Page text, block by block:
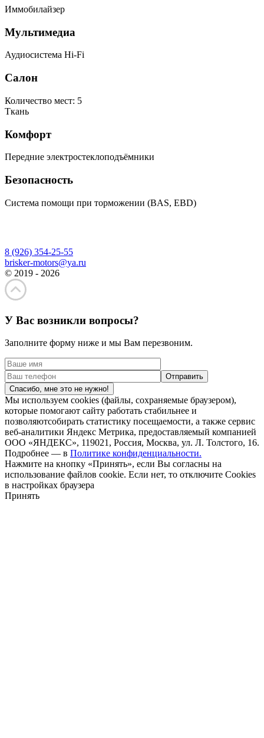
Иммобилайзер
Мультимедиа
Аудиосистема Hi-Fi
Салон
Количество мест: 5
Ткань
Комфорт
Передние электростеклоподъёмники
Безопасность
Система помощи при торможении (BAS, EBD)
8 (926) 354-25-55
brisker-motors@ya.ru
© 2019 - 2026
У Вас возникли вопросы?
Заполните форму ниже и мы Вам перезвоним.
Спасибо, мне это не нужно!
Мы используем cookies (файлы, сохраняемые браузером),
которые помогают сайту работать стабильнее и
позволяютсобирать статистику посещаемости, а также сервис
веб-аналитики Яндекс Метрика, предоставляемый компанией
ООО «ЯНДЕКС», 119021, Россия, Москва, ул. Л. Толстого, 16.
Подробнее — в Политике конфиденциальности.
Нажмите на кнопку «Принять», если Вы согласны на
использование файлов cookie. Если нет, то отключите Cookies
в настройках браузера
Принять